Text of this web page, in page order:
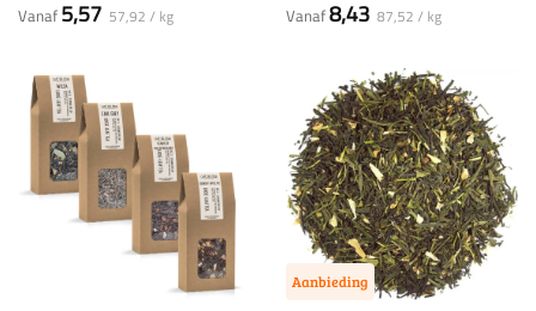
Vanaf 5,57 57,92 / kg Vanaf8,43 87,52 / kg
Aanbieding